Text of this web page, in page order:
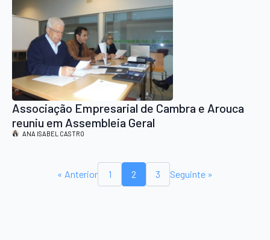
Associação Empresarial de Cambra e Arouca
reuniu em Assembleia Geral
ANA ISABEL CASTRO
« Anterior 1 2 3 Seguinte »